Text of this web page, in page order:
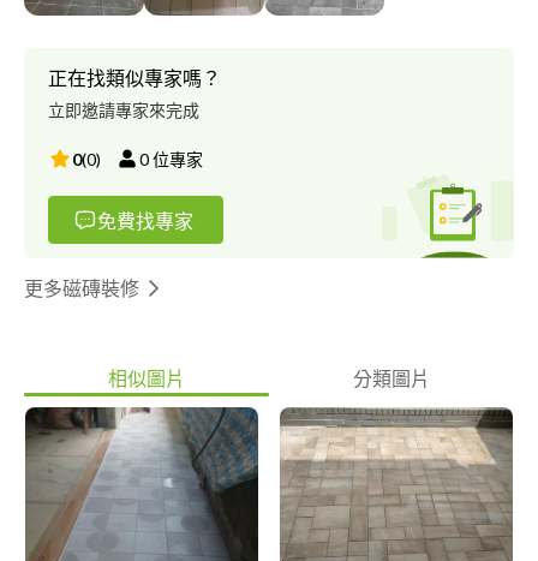
佳時。 傳統方法還存在室內灰塵飛揚、環境髒亂、噪音擾人、費
長、產生大量垃圾等問題。 面對瓷磚的凸起隆起已經讓人頭疼，
而這些額外的不便更加令人煩惱。 如今，您無需再忍受這些困
擾！ 讓我們團隊專業工班為您服務！ 我們採用小孔技術，孔洞微
小，修復後幾乎看不出痕跡。 只修復損壞的部分，壞幾片修幾
片，費用透明。 根據現場情況，可以無需破壞瓷磚進行修復，若
無法修復，則進行替換。 我們的施工速度比傳統水泥方法快數
倍，最快可在半日內完成。 施工環境可控，幾乎沒有灰塵。 避免
磚、地磚、地板、瓷磚、磁磚隆起、修補、鬆動、凸起、膨貢、空
心）
正在找類似專家嗎？
立即邀請專家來完成
0(0) 0位專家
免費找專家
更多磁磚裝修
相似圖片 分類圖片